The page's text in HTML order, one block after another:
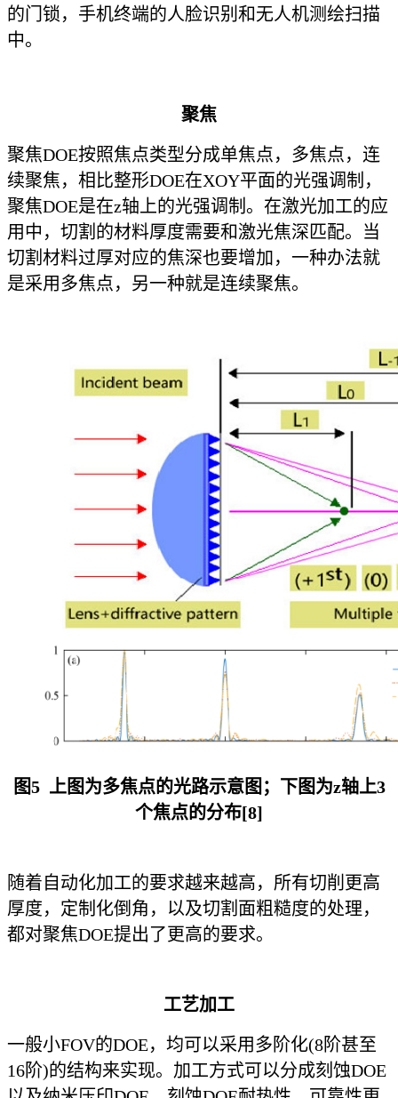
的门锁，手机终端的人脸识别和无人机测绘扫描
中。
聚焦
聚焦DOE按照焦点类型分成单焦点，多焦点，连
续聚焦，相比整形DOE在XOY平面的光强调制，
聚焦DOE是在z轴上的光强调制。在激光加工的应
用中，切割的材料厚度需要和激光焦深匹配。当
切割材料过厚对应的焦深也要增加，一种办法就
是采用多焦点，另一种就是连续聚焦。
图5 上图为多焦点的光路示意图；下图为z轴上3
个焦点的分布[8]
随着自动化加工的要求越来越高，所有切削更高
厚度，定制化倒角，以及切割面粗糙度的处理，
都对聚焦DOE提出了更高的要求。
工艺加工
一般小FOV的DOE，均可以采用多阶化(8阶甚至
16阶)的结构来实现。加工方式可以分成刻蚀DOE